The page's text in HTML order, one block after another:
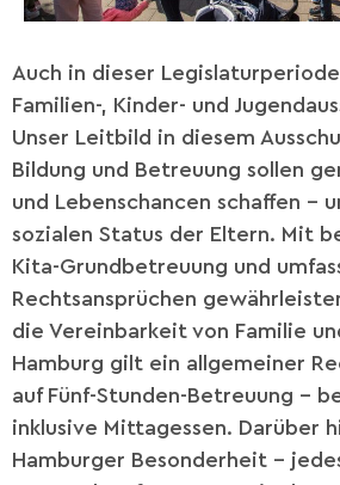
Auch in dieser
Familien-, Kinder- und
Unser Leitbild in diesem
Bildung und Betreuung sollen
und Lebenschancen schaffen –
sozialen Status der Eltern. Mit
Kita-Grundbetreuung und
Rechtsansprüchen
die Vereinbarkeit von Familie
Hamburg gilt ein allgemeiner
auf Fünf-Stunden-Betreuung –
inklusive Mittagessen. Darüber
Hamburger Besonderheit –